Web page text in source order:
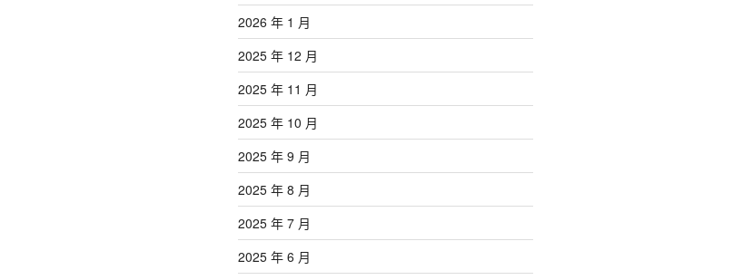
2026 年 1 月
2025 年 12 月
2025 年 11 月
2025 年 10 月
2025 年 9 月
2025 年 8 月
2025 年 7 月
2025 年 6 月